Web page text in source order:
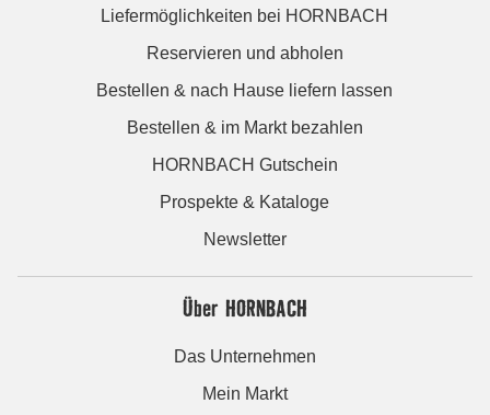
Liefermöglichkeiten bei HORNBACH
Reservieren und abholen
Bestellen & nach Hause liefern lassen
Bestellen & im Markt bezahlen
HORNBACH Gutschein
Prospekte & Kataloge
Newsletter
Über HORNBACH
Das Unternehmen
Mein Markt